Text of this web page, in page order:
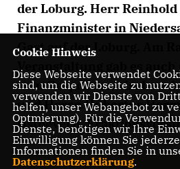
der Loburg. Herr
Finanzminister in
Gast auf der Loburg. Am
Veranstaltung gab es
zum Gespräch zwischen
und Herrn Hubertus
Ostbevern,
Cookie Hinweis
Diese Webseite verwendet
sind, um die Webseite zu
verwenden wir Dienste von
helfen, unser Webangebot zu
Optmierung). Für die
Dienste, benötigen wir Ihre
Einwilligung können Sie
Informationen finden Sie in
Datenschutzerklärung.